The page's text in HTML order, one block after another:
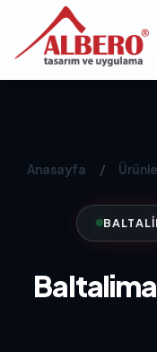
Anasayfa /